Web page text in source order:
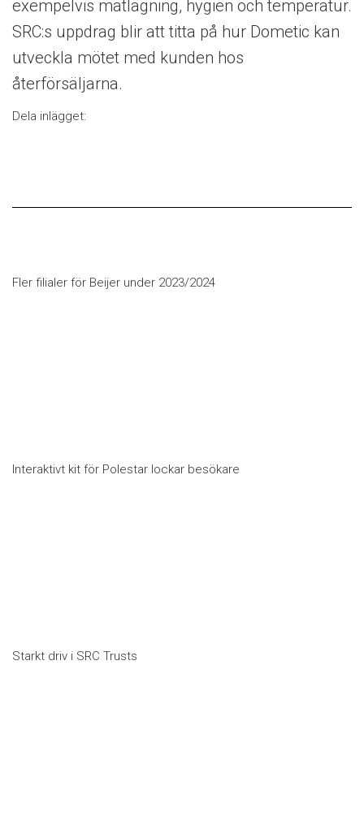
exempelvis matlagning, hygien och temperatur.
SRC:s uppdrag blir att titta på hur Dometic kan
utveckla mötet med kunden hos
återförsäljarna.
Dela inlägget:
Fler filialer för Beijer under 2023/2024
Interaktivt kit för Polestar lockar besökare
Starkt driv i SRC Trusts